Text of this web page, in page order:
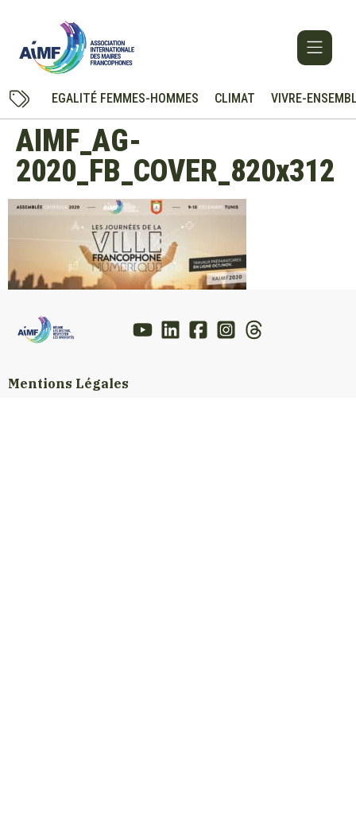
EGALITÉ FEMMES-HOMMES CLIMAT VIVRE-
AIMF_AG-
2020_FB_COVER_820x312
Mentions Légales